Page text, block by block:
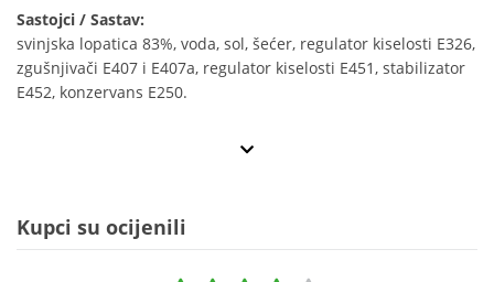
Sastojci / Sastav:
svinjska lopatica 83%, voda, sol, šećer, regulator kiselosti E326,
zgušnjivači E407 i E407a, regulator kiselosti E451, stabilizator
E452, konzervans E250.
Kupci su ocijenili